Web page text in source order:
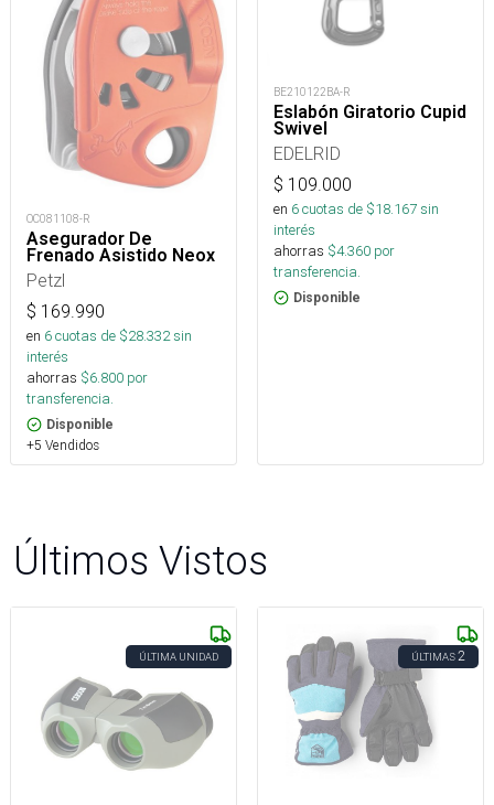
OC081108-R
Asegurador De
Frenado Asistido Neox
Petzl
$ 169.990
en 6cuotas de $28.332sin
interés
ahorras $6.800 por
transferencia.
Disponible
+5 Vendidos
BE210122BA-R
Eslabón Giratorio Cupid
Swivel
EDELRID
$ 109.000
en 6cuotas de $18.167sin
interés
ahorras $4.360 por
transferencia.
Disponible
Últimos Vistos
ÚLTIMA UNIDAD ÚLTIMAS2